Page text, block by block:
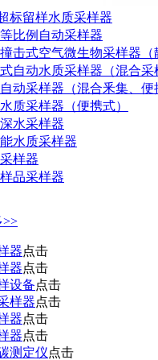
标留样水质采样器
比例自动采样器
击式空气微生物采样器（
自动水质采样器（混合采
动采样器（混合釆集、便
质采样器（便携式）
水采样器
水质采样器
样器
品采样器
>>
器点击
器点击
设备点击
样器点击
器点击
器点击
测定仪点击